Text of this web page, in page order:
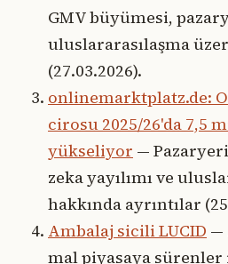
GMV büyümesi,
uluslararasılaşma
(27.03.2026).
onlinemarktplatz.de:
cirosu 2025/26'da 7,5
yükseliyor —
zeka yayılımı ve
hakkında ayrıntılar
Ambalaj sicili LUCID —
mal piyasaya